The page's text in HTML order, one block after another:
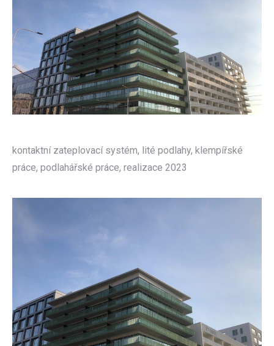
kontaktní zateplovací systém, lité podlahy, klempířské
práce, podlahářské práce, realizace 2023